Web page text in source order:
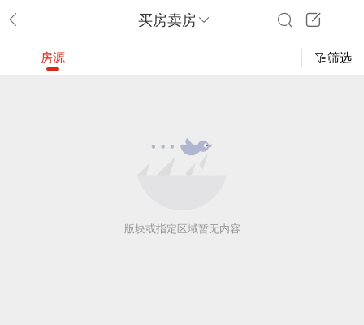
买房卖房
房源 筛选
版块或指定区域暂无内容